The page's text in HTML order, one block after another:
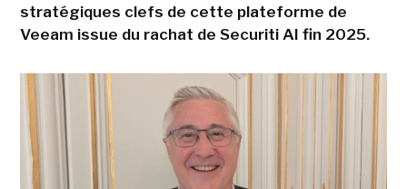
stratégiques clefs de cette plateforme de
Veeam issue du rachat de Securiti AI fin 2025.